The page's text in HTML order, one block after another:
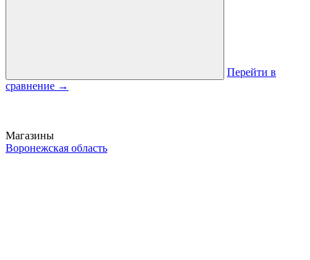
Перейти в
сравнение →
Магазины
Воронежская область